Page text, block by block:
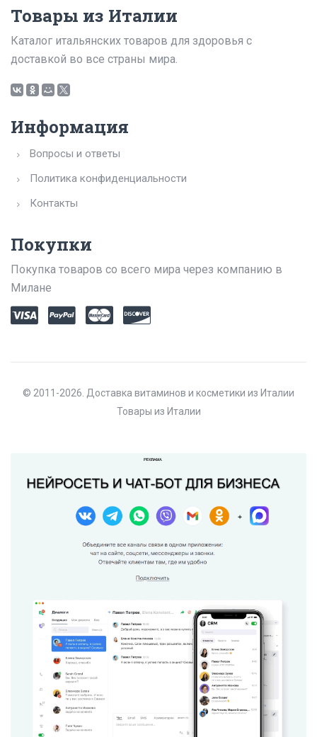
Товары из Италии
Каталог итальянских товаров для здоровья с
доставкой во все страны мира.
Информация
Вопросы и ответы
Политика конфиденциальности
Контакты
Покупки
Покупка товаров со всего мира через компанию в
Милане
© 2011-2026. Доставка витаминов и косметики из Италии
Товары из Италии